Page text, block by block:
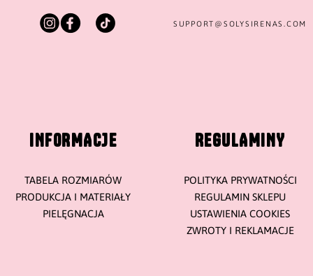
SUPPORT@ SOLYSIRENAS.COM
INFORMACJE
TABELA ROZMIARÓW
PRODUKCJA I MATERIAŁY
PIELĘGNACJA
REGULAMINY
POLITYKA PRYWATNOŚCI
REGULAMIN SKLEPU
USTAWIENIA COOKIES
ZWROTY I REKLAMACJE